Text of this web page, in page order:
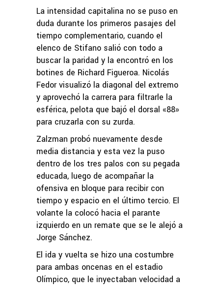
La intensidad capitalina no se puso en
duda durante los primeros pasajes del
tiempo complementario, cuando el
elenco de Stifano salió con todo a
buscar la paridad y la encontró en los
botines de Richard Figueroa. Nicolás
Fedor visualizó la diagonal del extremo
y aprovechó la carrera para filtrarle la
esférica, pelota que bajó el dorsal «88»
para cruzarla con su zurda.
Zalzman probó nuevamente desde
media distancia y esta vez la puso
dentro de los tres palos con su pegada
educada, luego de acompañar la
ofensiva en bloque para recibir con
tiempo y espacio en el último tercio. El
volante la colocó hacia el parante
izquierdo en un remate que se le alejó a
Jorge Sánchez.
El ida y vuelta se hizo una costumbre
para ambas oncenas en el estadio
Olímpico, que le inyectaban velocidad a